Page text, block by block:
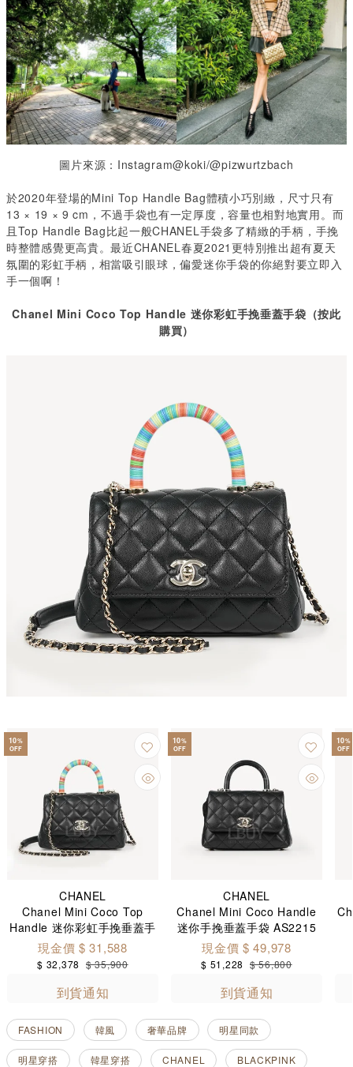
圖片來源：Instagram@koki/@pizwurtzbach
於2020年登場的Mini Top Handle Bag體積小巧別緻，尺寸只有
13 × 19 × 9 cm ，不過手袋也有一定厚度，容量也相對地實用。而
且 Top Handle Bag比起一般CHANEL手袋多了精緻的手柄， 手挽
時整體感覺更高貴。最近CHANEL春夏2021更特別推出超有夏天
氛圍的彩虹手柄，相當吸引眼球，偏愛迷你手袋的你絕對要立即入
手一個啊！
Chanel Mini Coco Top Handle 迷你彩虹手挽垂蓋手袋（按此
購買）
10%
OFF
CHANEL
Chanel Mini Coco Top
Handle 迷你彩虹手挽垂蓋手
袋 AS2215
現金價 $ 31,588
$ 32,378 $ 35,900
到貨通知
10%
OFF
CHANEL
Chanel Mini Coco Handle
迷你手挽垂蓋手袋 AS2215
現金價 $ 49,978
$ 51,228 $ 56,800
到貨通知
10%
OFF
FASHION 韓風 奢華品牌 明星同款
明星穿搭 韓星穿搭 CHANEL BLACKPINK